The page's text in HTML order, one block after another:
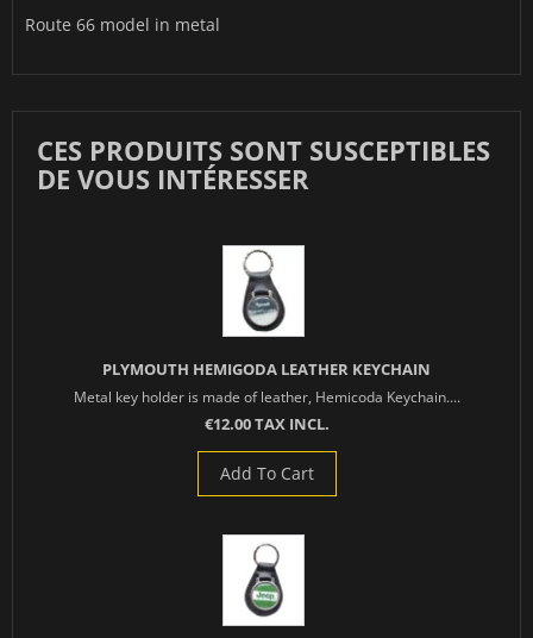
Route 66 model in metal
CES PRODUITS SONT SUSCEPTIBLES
DE VOUS INTÉRESSER
PLYMOUTH HEMIGODA LEATHER KEYCHAIN
Metal key holder is made of leather, Hemicoda Keychain....
€12.00 TAX INCL.
Add To Cart